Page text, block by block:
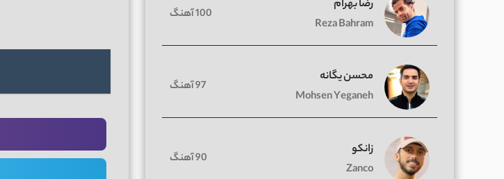
رضا بهرام
Reza Bahram
100 آهنگ
محسن یگانه
Mohsen Yeganeh
97 آهنگ
زانکو
Zanco
90 آهنگ